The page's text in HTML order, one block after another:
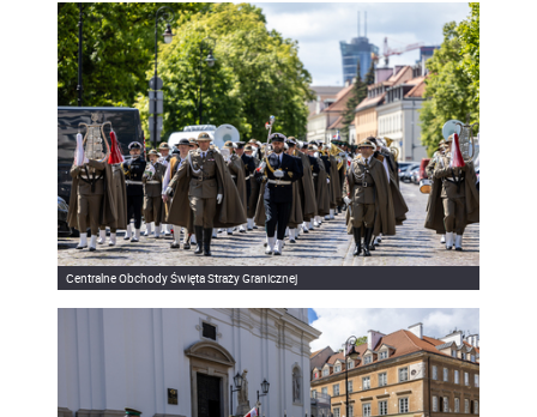
Centralne Obchody Święta Straży Granicznej